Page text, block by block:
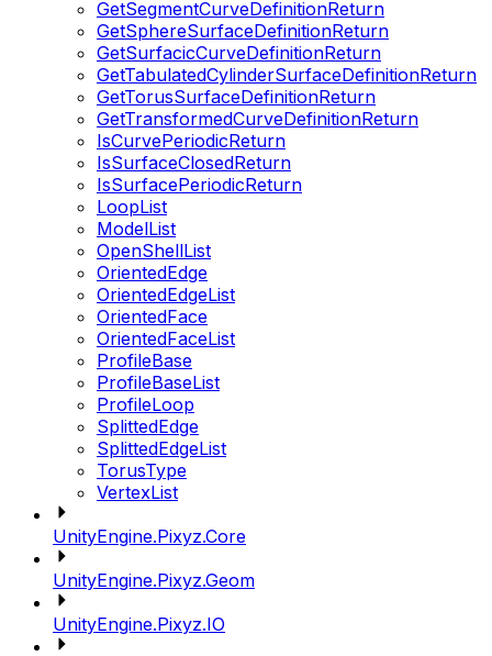
GetSegmentCurveDefinitionReturn
GetSphereSurfaceDefinitionReturn
GetSurfacicCurveDefinitionReturn
GetTabulatedCylinderSurfaceDefinitionReturn
GetTorusSurfaceDefinitionReturn
GetTransformedCurveDefinitionReturn
IsCurvePeriodicReturn
IsSurfaceClosedReturn
IsSurfacePeriodicReturn
LoopList
ModelList
OpenShellList
OrientedEdge
OrientedEdgeList
OrientedFace
OrientedFaceList
ProfileBase
ProfileBaseList
ProfileLoop
SplittedEdge
SplittedEdgeList
TorusType
VertexList
UnityEngine.Pixyz.Core
UnityEngine.Pixyz.Geom
UnityEngine.Pixyz.IO